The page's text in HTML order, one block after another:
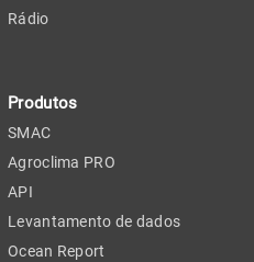
Rádio
Produtos
SMAC
Agroclima PRO
API
Levantamento de dados
Ocean Report